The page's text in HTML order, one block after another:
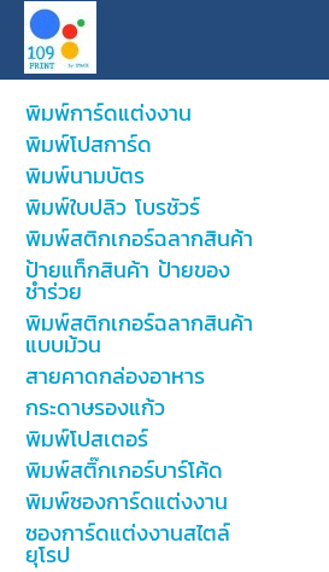
พิมพ์การ์ดแต่งงาน
พิมพ์โปสการ์ด
พิมพ์นามบัตร
พิมพ์ใบปลิว โบรชัวร์
พิมพ์สติกเกอร์ฉลากสินค้า
ป้ายแท็กสินค้า ป้ายของ
ชำร่วย
พิมพ์สติกเกอร์ฉลากสินค้า
แบบม้วน
สายคาดกล่องอาหาร
กระดาษรองแก้ว
พิมพ์โปสเตอร์
พิมพ์สติ๊กเกอร์บาร์โค้ด
พิมพ์ซองการ์ดแต่งงาน
ซองการ์ดแต่งงานสไตล์
ยุโรป